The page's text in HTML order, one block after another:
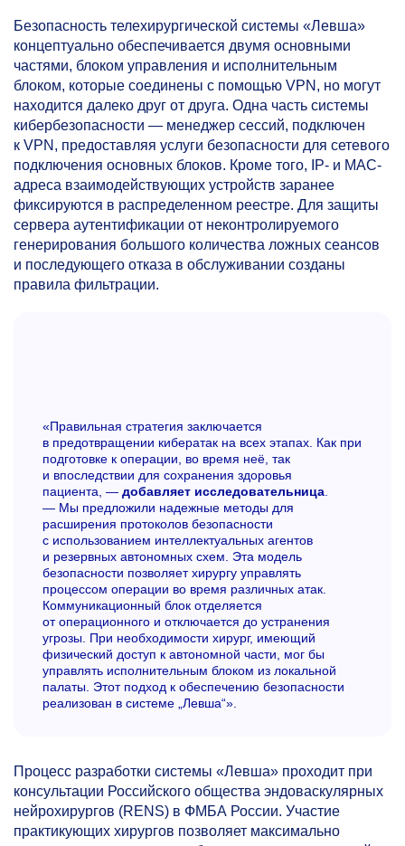
Безопасность телехирургической системы «Левша»
концептуально обеспечивается двумя основными
частями, блоком управления и исполнительным
блоком, которые соединены с помощью VPN, но могут
находится далеко друг от друга. Одна часть системы
кибербезопасности — менеджер сессий, подключен
к VPN, предоставляя услуги безопасности для сетевого
подключения основных блоков. Кроме того, IP- и MAC-
адреса взаимодействующих устройств заранее
фиксируются в распределенном реестре. Для защиты
сервера аутентификации от неконтролируемого
генерирования большого количества ложных сеансов
и последующего отказа в обслуживании созданы
правила фильтрации.
«Правильная стратегия заключается
в предотвращении кибератак на всех этапах. Как при
подготовке к операции, во время неё, так
и впоследствии для сохранения здоровья
пациента, — добавляет исследовательница.
— Мы предложили надежные методы для
расширения протоколов безопасности
с использованием интеллектуальных агентов
и резервных автономных схем. Эта модель
безопасности позволяет хирургу управлять
процессом операции во время различных атак.
Коммуникационный блок отделяется
от операционного и отключается до устранения
угрозы. При необходимости хирург, имеющий
физический доступ к автономной части, мог бы
управлять исполнительным блоком из локальной
палаты. Этот подход к обеспечению безопасности
реализован в системе „Левша“».
Процесс разработки системы «Левша» проходит при
консультации Российского общества эндоваскулярных
нейрохирургов (RENS) в ФМБА России. Участие
практикующих хирургов позволяет максимально